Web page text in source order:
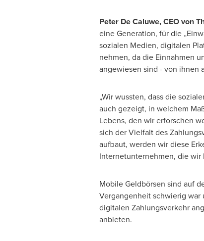
Peter De Caluwe, CEOvon
eine Generation, für die
sozialen Medien, digitalen
nehmen, da die Einnahmen
angewiesen sind - von ihnen
„Wir wussten, dass die
auch gezeigt, in welchem
Lebens, den wir erforschen
sich der Vielfalt des
aufbaut, werden wir diese
Internetunternehmen, die
Mobile Geldbörsen sind auf
Vergangenheit schwierig
digitalen Zahlungsverkehr
anbieten.